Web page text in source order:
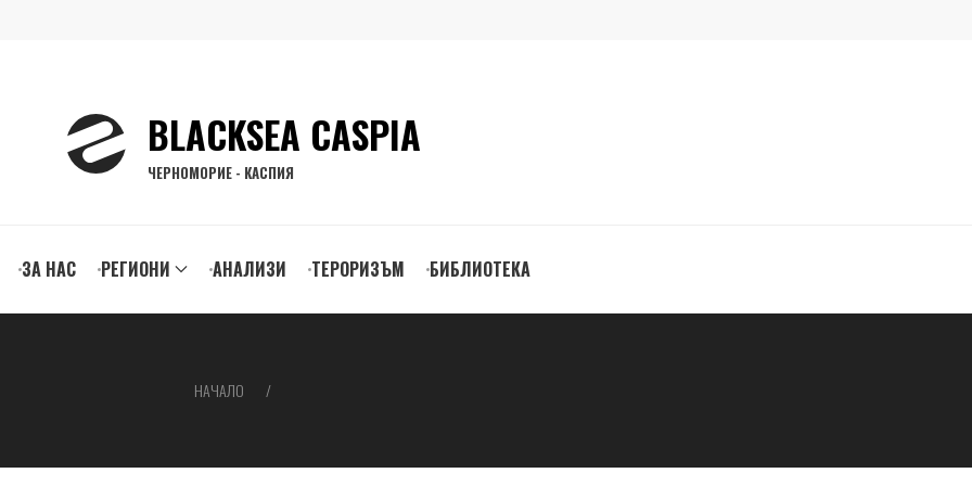
BLACKSEA CASPIA
ЧЕРНОМОРИЕ - КАСПИЯ
ЗА НАС РЕГИОНИ АНАЛИЗИ ТЕРОРИЗЪМ БИБЛИОТЕКА
НАЧАЛО